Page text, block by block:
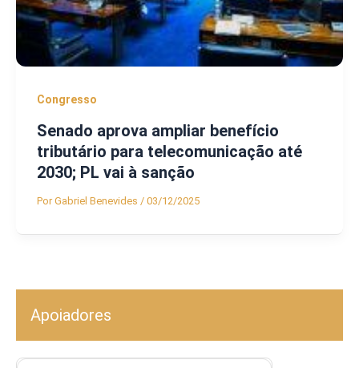
Congresso
Senado aprova ampliar benefício
tributário para telecomunicação até
2030; PL vai à sanção
PorGabriel Benevides / 03/12/2025
Apoiadores